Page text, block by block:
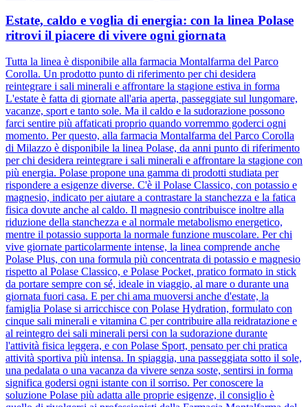
Estate, caldo e voglia di energia: con la linea Polase
ritrovi il piacere di vivere ogni giornata
Tutta la linea è disponibile alla farmacia Montalfarma del Parco
Corolla. Un prodotto punto di riferimento per chi desidera
reintegrare i sali minerali e affrontare la stagione estiva in forma
L'estate è fatta di giornate all'aria aperta, passeggiate sul lungomare,
vacanze, sport e tanto sole. Ma il caldo e la sudorazione possono
farci sentire più affaticati proprio quando vorremmo goderci ogni
momento. Per questo, alla farmacia Montalfarma del Parco Corolla
di Milazzo è disponibile la linea Polase, da anni punto di riferimento
per chi desidera reintegrare i sali minerali e affrontare la stagione con
più energia. Polase propone una gamma di prodotti studiata per
rispondere a esigenze diverse. C'è il Polase Classico, con potassio e
magnesio, indicato per aiutare a contrastare la stanchezza e la fatica
fisica dovute anche al caldo. Il magnesio contribuisce inoltre alla
riduzione della stanchezza e al normale metabolismo energetico,
mentre il potassio supporta la normale funzione muscolare. Per chi
vive giornate particolarmente intense, la linea comprende anche
Polase Plus, con una formula più concentrata di potassio e magnesio
rispetto al Polase Classico, e Polase Pocket, pratico formato in stick
da portare sempre con sé, ideale in viaggio, al mare o durante una
giornata fuori casa. E per chi ama muoversi anche d'estate, la
famiglia Polase si arricchisce con Polase Hydration, formulato con
cinque sali minerali e vitamina C per contribuire alla reidratazione e
al reintegro dei sali minerali persi con la sudorazione durante
l'attività fisica leggera, e con Polase Sport, pensato per chi pratica
attività sportiva più intensa. In spiaggia, una passeggiata sotto il sole,
una pedalata o una vacanza da vivere senza soste, sentirsi in forma
significa godersi ogni istante con il sorriso. Per conoscere la
soluzione Polase più adatta alle proprie esigenze, il consiglio è